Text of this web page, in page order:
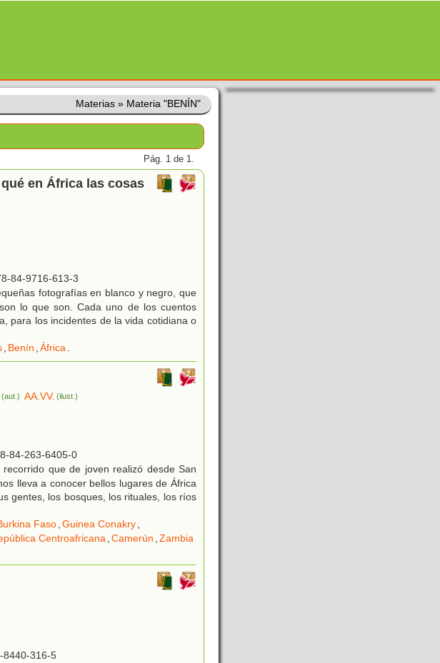
Materias » Materia "BENÍN"
Pág. 1 de 1.
en África las cosas
84-9716-613-3
fotografías en blanco y negro, que
lo que son. Cada uno de los cuentos
para los incidentes de la vida cotidiana o
, Benín ,África.
(aut.) AA.VV. (ilust.)
84-263-6405-0
que de joven realizó desde San
lleva a conocer bellos lugares de África
gentes, los bosques, los rituales, los ríos
Faso,Guinea Conakry,
Centroafricana,Camerún ,Zambia
8440-316-5